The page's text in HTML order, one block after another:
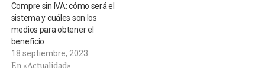
Compre sin IVA: cómo será el
sistema y cuáles son los
medios para obtener el
beneficio
18 septiembre, 2023
En «Actualidad»